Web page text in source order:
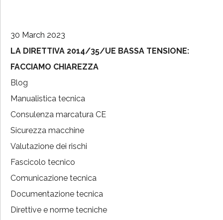
30 March 2023
LA DIRETTIVA 2014/35/UE BASSA TENSIONE:
FACCIAMO CHIAREZZA
Blog
Manualistica tecnica
Consulenza marcatura CE
Sicurezza macchine
Valutazione dei rischi
Fascicolo tecnico
Comunicazione tecnica
Documentazione tecnica
Direttive e norme tecniche